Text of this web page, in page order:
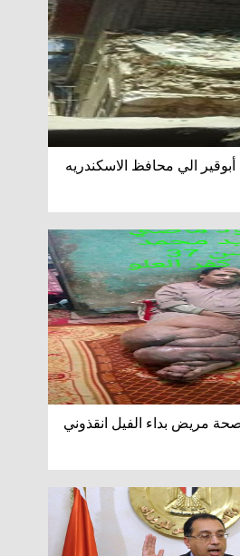
أبوقير الي محافظ الاسكندريه
مريض بداء الفيل انقذوني